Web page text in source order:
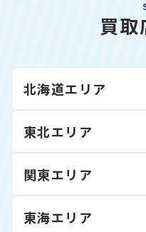
買取
北海道エリア
東北エリア
関東エリア
東海エリア